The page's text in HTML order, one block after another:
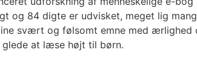
og 84 digte er udvisket, meget lig
svært og følsomt emne med ærlighed
glede at læse højt til børn.